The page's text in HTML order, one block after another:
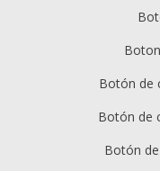
Botón de
Botón de
Botón